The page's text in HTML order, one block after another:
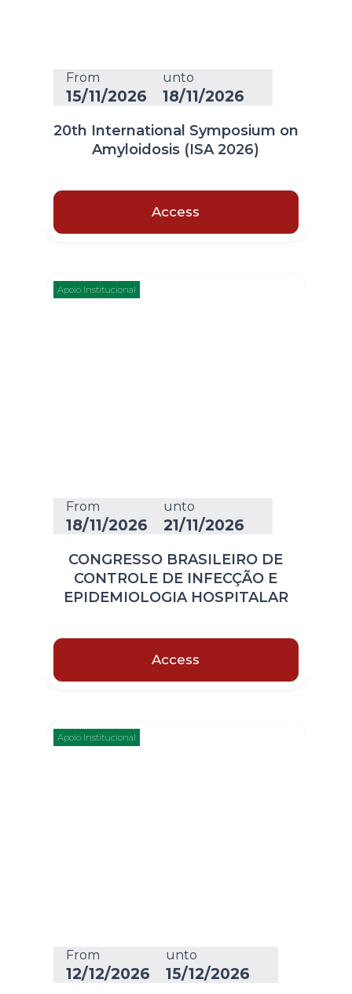
From
15/11/2026
unto
18/11/2026
20th International Symposium on
Amyloidosis (ISA 2026)
Access
Apoio Institucional
From
18/11/2026
unto
21/11/2026
CONGRESSO BRASILEIRO DE
CONTROLE DE INFECÇÃO E
EPIDEMIOLOGIA HOSPITALAR
Access
Apoio Institucional
From
12/12/2026
unto
15/12/2026